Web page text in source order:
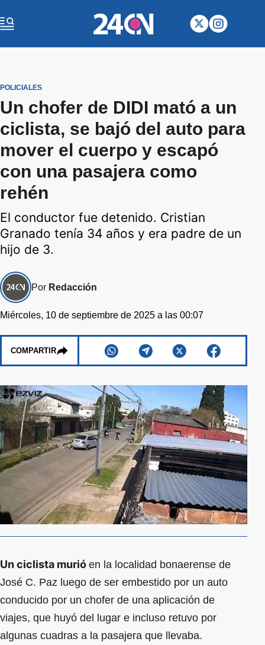
POLICIALES
Un chofer de DIDI mató a un
ciclista, se bajó del auto para
mover el cuerpo y escapó
con una pasajera como
rehén
El conductor fue detenido. Cristian
Granado tenía 34 años y era padre de un
hijo de 3.
Por Redacción
Miércoles, 10 de septiembre de 2025 a las 00:07
COMPARTIR
Un ciclista murió en la localidad bonaerense de
José C. Paz luego de ser embestido por un auto
conducido por un chofer de una aplicación de
viajes, que huyó del lugar e incluso retuvo por
algunas cuadras a la pasajera que llevaba.